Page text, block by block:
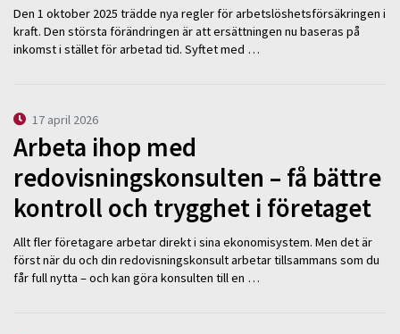
Den 1 oktober 2025 trädde nya regler för arbetslöshetsförsäkringen i
kraft. Den största förändringen är att ersättningen nu baseras på
inkomst i stället för arbetad tid. Syftet med …
17 april 2026
Arbeta ihop med
redovisningskonsulten – få bättre
kontroll och trygghet i företaget
Allt fler företagare arbetar direkt i sina ekonomisystem. Men det är
först när du och din redovisningskonsult arbetar tillsammans som du
får full nytta – och kan göra konsulten till en …